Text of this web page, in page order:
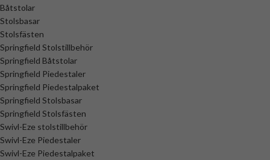
Båtstolar
Stolsbasar
Stolsfästen
Springfield Stolstillbehör
Springfield Båtstolar
Springfield Piedestaler
Springfield Piedestalpaket
Springfield Stolsbasar
Springfield Stolsfästen
Swivl-Eze stolstillbehör
Swivl-Eze Piedestaler
Swivl-Eze Piedestalpaket